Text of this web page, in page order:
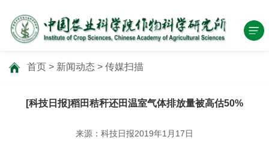
首页 > 新闻动态 > 传媒扫描
[科技日报]稻田秸秆还田温室气体排放量被高估50%
来源：科技日报2019年1月17日